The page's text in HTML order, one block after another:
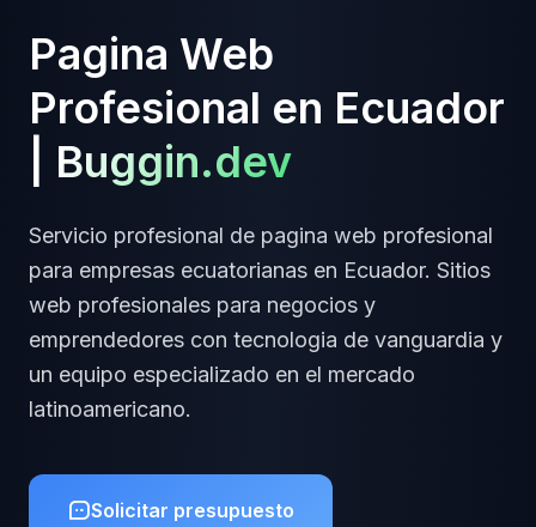
Pagina Web
Profesional en Ecuador
Buggin.dev
Servicio profesional de pagina web profesional
para empresas ecuatorianas en Ecuador. Sitios
web profesionales para negocios y
emprendedores con tecnologia de vanguardia y
un equipo especializado en el mercado
latinoamericano.
Solicitar presupuesto